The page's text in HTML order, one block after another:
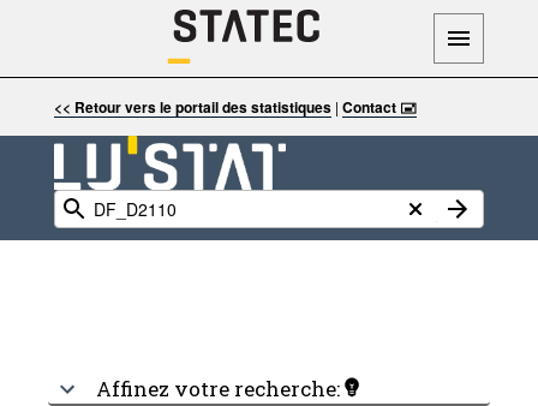
<< Retour vers le portail des statistiques| Contact 🖃
Affinez votre recherche: